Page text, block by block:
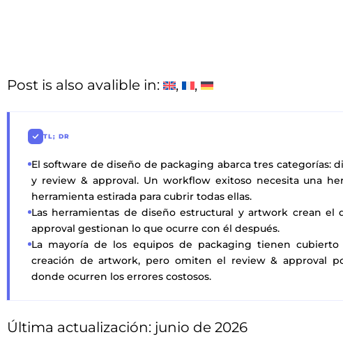
Post is also avalible in:
TL; DR
El software de diseño de packaging abarca tres categorías:
y review & approval. Un workflow exitoso necesita una
herramienta estirada para cubrir todas ellas.
Las herramientas de diseño estructural y artwork crean el
approval gestionan lo que ocurre con él después.
La mayoría de los equipos de packaging tienen
creación de artwork, pero omiten el review & approval
donde ocurren los errores costosos.
Última actualización: junio de 2026